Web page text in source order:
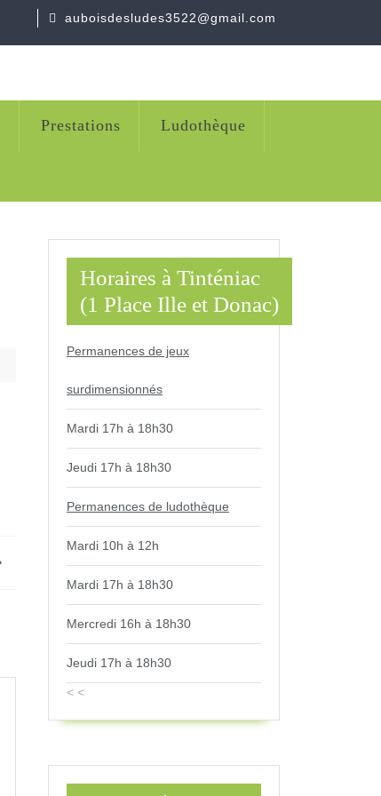
auboisdesludes3522@gmail.com
Prestations Ludothèque
Space
Horaires à Tinténiac
(1 Place Ille et Donac)
Permanences de jeux
surdimensionnés
Mardi 17h à 18h30
Jeudi 17h à 18h30
Permanences de ludothèque
Mardi 10h à 12h
Mardi 17h à 18h30
Mercredi 16h à 18h30
Jeudi 17h à 18h30
< <